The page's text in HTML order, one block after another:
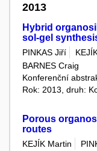
2013
Hybrid
sol-gel
PINKAS Jiří
BARNES Craig
Konferenční
Rok: 2013, druh:
Porous
routes
KEJÍK Martin